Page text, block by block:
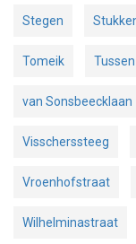
Stegen
Tomeik
van Sonsbeecklaan
Visscherssteeg
Vroenhofstraat
Wilhelminastraat